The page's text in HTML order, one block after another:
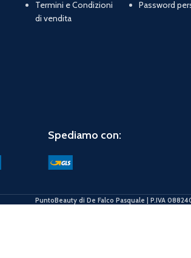
Termini e Condizioni
di vendita
Password
Spediamo con:
PuntoBeauty di De Falco Pasquale | P.IVA